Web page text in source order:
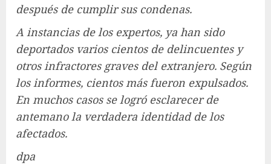
después de cumplir sus condenas.
A instancias de los expertos, ya han sido
deportados varios cientos de delincuentes y
otros infractores graves del extranjero. Según
los informes, cientos más fueron expulsados.
En muchos casos se logró esclarecer de
antemano la verdadera identidad de los
afectados.
dpa